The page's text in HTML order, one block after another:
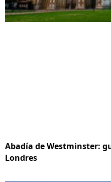
Abadía de Westminster:
Londres